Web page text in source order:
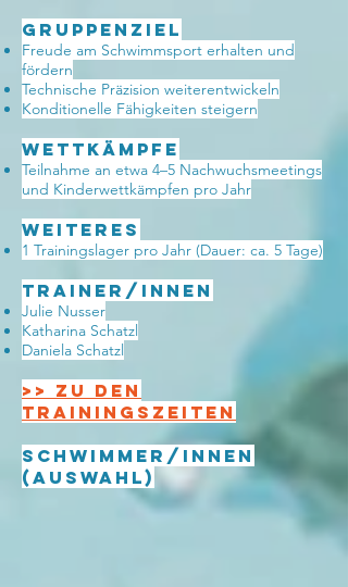
Gruppenziel
Freude am Schwimmsport erhalten und
fördern
Technische Präzision weiterentwickeln
Konditionelle Fähigkeiten steigern
wettkämpfe
Teilnahme an etwa 4–5 Nachwuchsmeetings
und Kinderwettkämpfen pro Jahr
Weiteres
1 Trainingslager pro Jahr (Dauer: ca. 5 Tage)
Trainer/innen
Julie Nusser
Katharina Schatzl
Daniela Schatzl
>> Zu den
Trainingszeiten
Schwimmer/innen
(Auswahl)​